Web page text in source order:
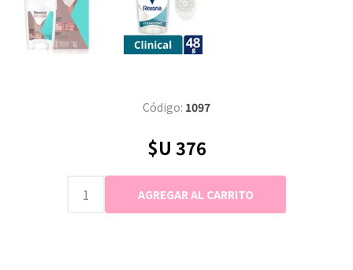
Código: 1097
$U 376